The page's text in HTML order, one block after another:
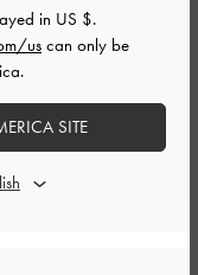
in US $.
uscan only be
SITE